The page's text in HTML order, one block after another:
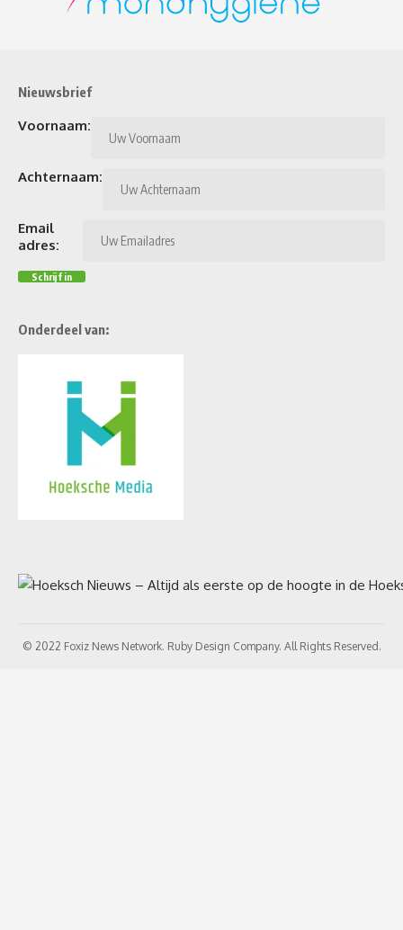
Nieuwsbrief
Voornaam:
Achternaam:
Email
adres:
Onderdeel van:
© 2022 Foxiz News Network. Ruby Design Company. All Rights Reserved.